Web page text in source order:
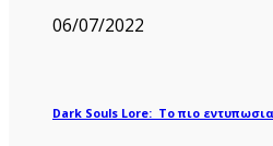
06/07/2022
Dark Souls Lore: Το πιο